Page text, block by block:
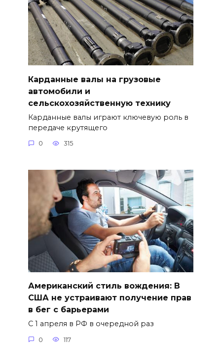
Карданные валы на грузовые
автомобили и
сельскохозяйственную технику
Карданные валы играют ключевую роль в
передаче крутящего
0 315
Американский стиль вождения: В
США не устраивают получение прав
в бег с барьерами
С 1 апреля в РФ в очередной раз
0 117